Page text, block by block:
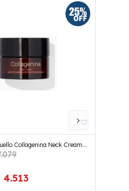
Collagenina Neck Cream
4.513